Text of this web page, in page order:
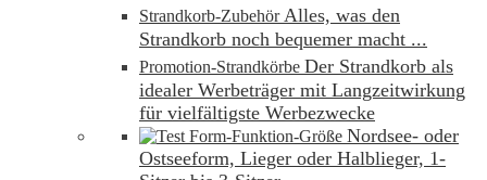
Strandkorb-Zubehör Alles, was den
Strandkorb noch bequemer macht ...
Promotion-Strandkörbe Der Strandkorb als
idealer Werbeträger mit Langzeitwirkung
für vielfältigste Werbezwecke
Form-Funktion-Größe Nordsee- oder
Ostseeform, Lieger oder Halblieger, 1-